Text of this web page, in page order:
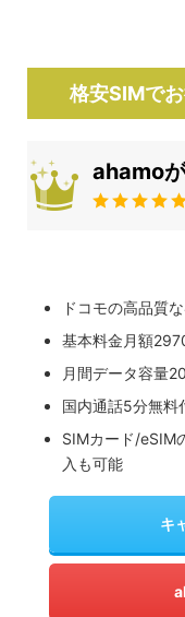
格安SIMで
ahamo
ドコモの高品質
基本料金月額
月間データ容量
国内通話5分無
SIMカード/eSIM
入も可能
キ